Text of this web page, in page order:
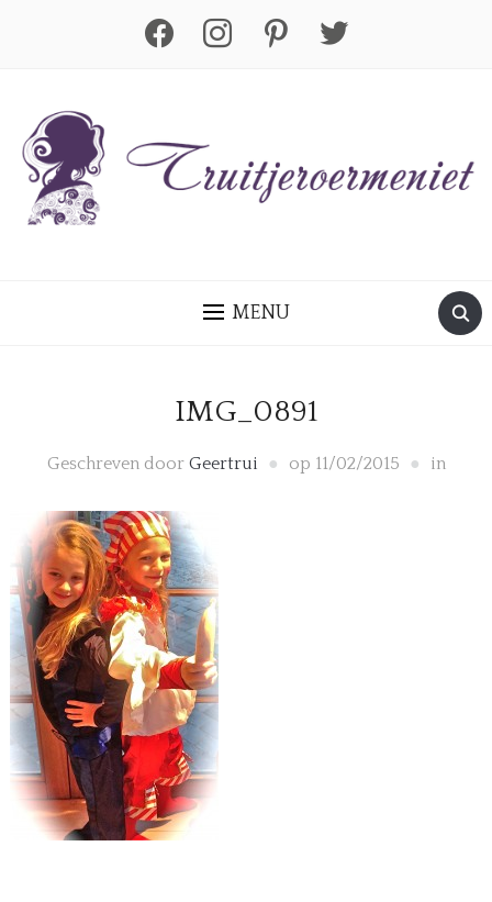
facebook instagram pinterest twitter
MENU
IMG_0891
Geschreven door Geertrui op 11/02/2015 in